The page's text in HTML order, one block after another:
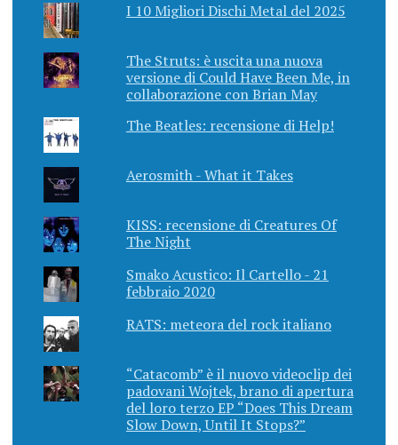
I 10 Migliori Dischi Metal del 2025
The Struts: è uscita una nuova
versione di Could Have Been Me, in
collaborazione con Brian May
The Beatles: recensione di Help!
Aerosmith - What it Takes
KISS: recensione di Creatures Of
The Night
Smako Acustico: Il Cartello - 21
febbraio 2020
RATS: meteora del rock italiano
“Catacomb” è il nuovo videoclip dei
padovani Wojtek, brano di apertura
del loro terzo EP “Does This Dream
Slow Down, Until It Stops?”